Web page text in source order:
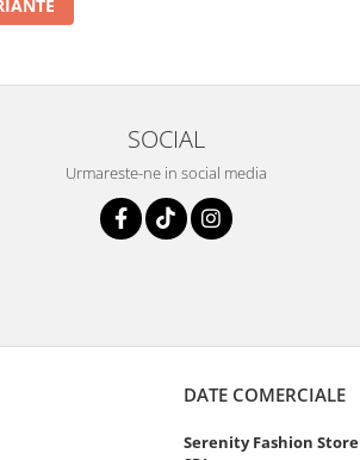
SOCIAL
Urmareste-ne in social media
DATE COMERCIALE
Serenity Fashion Store